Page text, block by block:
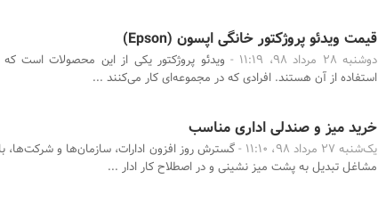
قیمت ویدئو پروژکتور خانگی اپسون (Epson)
دوشنبه 28 مرداد 98، 11:19 -
ویدئو پروژکتور یکی از این محصولات است
استفاده از آن هستند. افرادی که در مجموعه‌ای کار می‌کنند ...
خرید میز و صندلی اداری مناسب
یک‌شنبه 27 مرداد 98، 11:10 -
گسترش روز افزون ادارات، سازمان‌ها و شرکت‌ها،
مشاغل تبدیل به پشت میز نشینی و در اصطلاح کار ادار ...